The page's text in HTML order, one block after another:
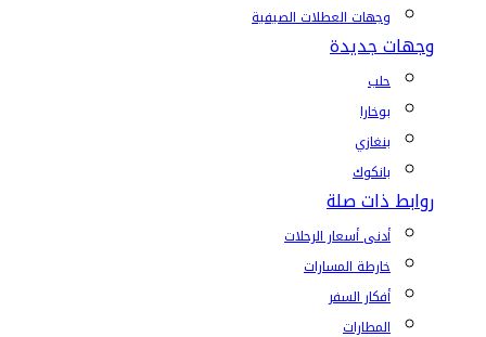
وجهات العطلات الصيفية
وجهات جديدة
حلب
بوخارا
بنغازي
بانكوك
روابط ذات صلة
أدنى أسعار الرحلات
خارطة المسارات
أفكار السفر
المطارات